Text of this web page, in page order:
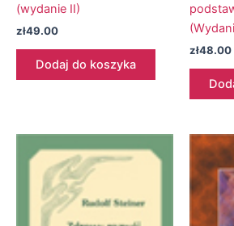
(wydanie II)
zł49.00
Dodaj do koszyka
zł48.00